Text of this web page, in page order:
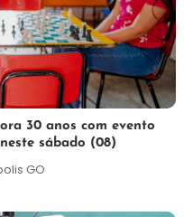
30 anos com evento
sábado (08)
GO